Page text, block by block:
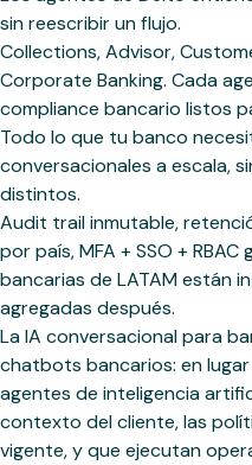
sin reescribir un flujo.
Collections, Advisor,
Corporate Banking. Cada
compliance bancario listos
Todo lo que tu banco
conversacionales a escala,
distintos.
Audit trail inmutable,
por país, MFA + SSO +
bancarias de LATAM están
agregadas después.
La IA conversacional para
chatbots bancarios: en
agentes de inteligencia
contexto del cliente, las
vigente, y que ejecutan